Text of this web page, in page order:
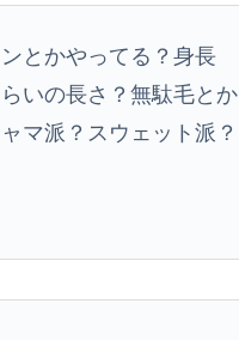
とかやってる？身長
いの長さ？無駄毛とか
マ派？スウェット派？